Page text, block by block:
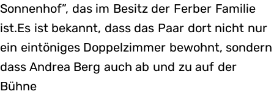
Sonnenhof”, das im Besitz der Ferber Familie
ist.Es ist bekannt, dass das Paar dort nicht nur
ein eintöniges Doppelzimmer bewohnt, sondern
dass Andrea Berg auch ab und zu auf der
Bühne